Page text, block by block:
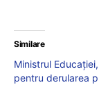
Similare
Ministrul
pentru derularea